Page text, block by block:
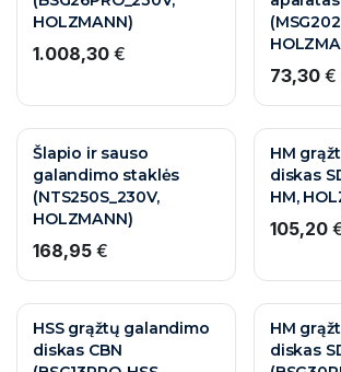
HOLZMANN)
1.008,30 €
73,30€
Šlapio ir sauso
galandimo staklės
(NTS250S_230V,
HOLZMANN)
168,95 €
HM
diskas
HM,
105,20
HSS grąžtų galandimo
diskas CBN
HM
diskas